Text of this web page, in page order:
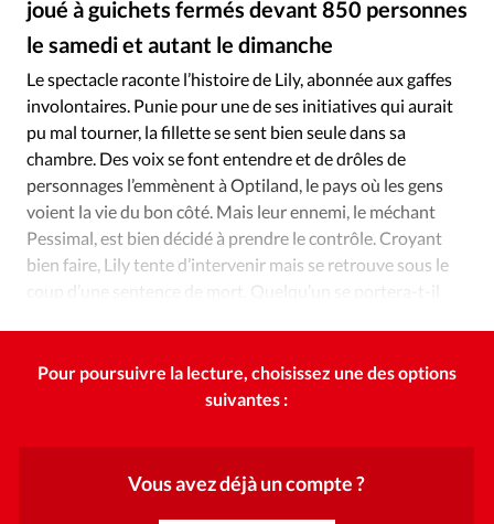
Se connecter
Édition: Internationale
Devise:CHF
RUBRIQUES
Tous les articles
Actualité chrétienne
Actualité internationale
Chronique
Culture
Dossier
Eglises Foi Génération réveil
Monde
Opinions
Publireportage
Relations Aujourd'hui
Tour du monde des Eglises
Trait d'Ixène
Vécu
Vie Intérieure
joué à guichets fermés devant 850 personnes
le samedi et autant le dimanche
Le spectacle raconte l’histoire de Lily, abonnée aux gaffes
involontaires. Punie pour une de ses initiatives qui aurait
pu mal tourner, la fillette se sent bien seule dans sa
chambre. Des voix se font entendre et de drôles de
personnages l’emmènent à Optiland, le pays où les gens
voient la vie du bon côté. Mais leur ennemi, le méchant
Pessimal, est bien décidé à prendre le contrôle. Croyant
bien faire, Lily tente d’intervenir mais se retrouve sous le
coup d’une sentence de mort. Quelqu’un se portera-t-il
Pour poursuivre la lecture, choisissez une des options
suivantes :
Vous avez déjà un compte ?